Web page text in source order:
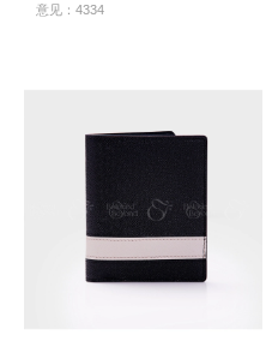
意见：4334